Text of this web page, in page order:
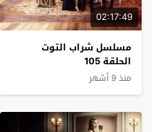
02:17:49
مسلسل شراب التوت
الحلقة 105
منذ 9 أشهر